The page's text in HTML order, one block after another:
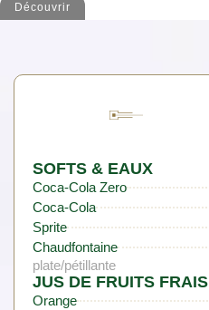
Découvrir
SOFTS & EAUX
Coca-Cola Zero
Coca-Cola
Sprite
Chaudfontaine
plate/pétillante
JUS DE FRUITS FRAIS
Orange